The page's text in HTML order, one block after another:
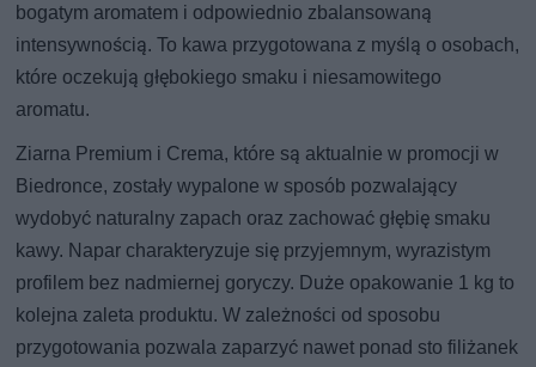
bogatym aromatem i odpowiednio zbalansowaną
intensywnością. To kawa przygotowana z myślą o osobach,
które oczekują głębokiego smaku i niesamowitego
aromatu.
Ziarna Premium i Crema, które są aktualnie w promocji w
Biedronce, zostały wypalone w sposób pozwalający
wydobyć naturalny zapach oraz zachować głębię smaku
kawy. Napar charakteryzuje się przyjemnym, wyrazistym
profilem bez nadmiernej goryczy. Duże opakowanie 1 kg to
kolejna zaleta produktu. W zależności od sposobu
przygotowania pozwala zaparzyć nawet ponad sto filiżanek